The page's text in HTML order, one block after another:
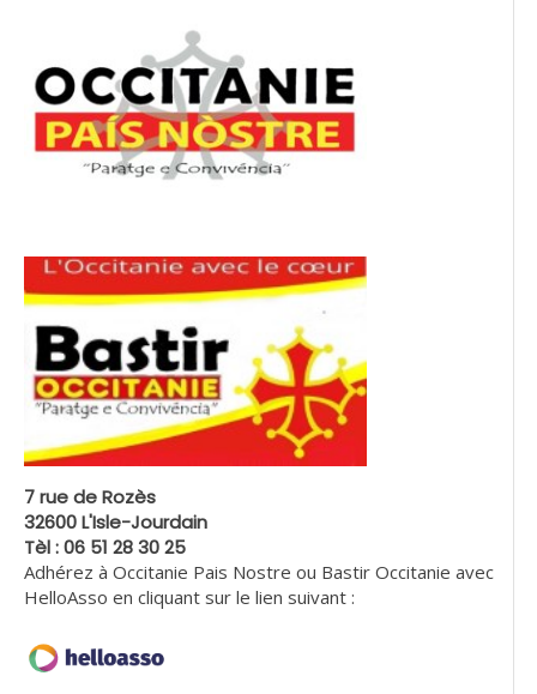
7 rue de Rozès
32600 L'Isle-Jourdain
Tèl : 06 51 28 30 25
Adhérez à Occitanie Pais Nostre ou Bastir Occitanie avec
HelloAsso en cliquant sur le lien suivant :